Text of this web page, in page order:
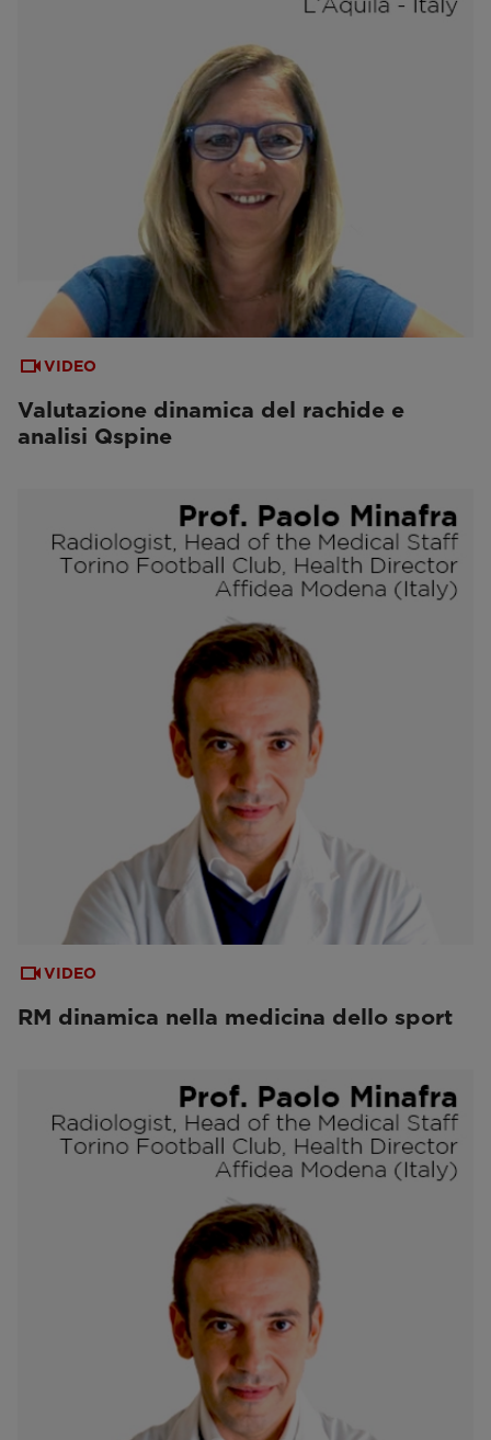
VIDEO
Valutazione dinamica del rachide e
analisi Qspine
VIDEO
RM dinamica nella medicina dello sport